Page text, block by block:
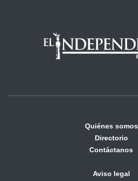
Quiénes somos
Directorio
Contáctanos
Aviso legal